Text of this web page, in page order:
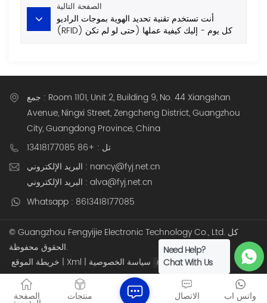
الصفحة التالية
أنت تستخدم تقنية تحديد الهوية بموجات الراديو
(RFID) كل يوم - إليك كيفية عملها (حتى لو لم تكن
جمع : Room 1101, Unit 2, Building 9, No. 44 Xiangshan
Avenue, Ningxi Street, Zengcheng District, Guangzhou
City, Guangdong Province, China
تل : +86 13418177085
البريد الإلكتروني : nancy@fyj.net.cn
البريد الإلكتروني : alva@fyj.net.cn
Whatsapp : 8613418177085
© Guangzhou Fengyijie Electronic Technology Co., Ltd. كل
الحقوق محفوظة.
خريطة الموقع | Xml | سياسة الخصوصية دعم شبكة IPv6
الصفحة منتجات واتس اب الاتصال
Need Help?
Chat With Us